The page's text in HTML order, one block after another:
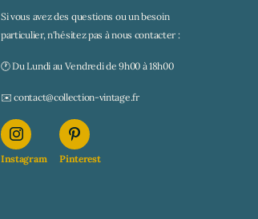
Si vous avez des questions ou un besoin
particulier, n'hésitez pas à nous contacter :
🕐 Du Lundi au Vendredi de 9h00 à 18h00
✉️ contact@collection-vintage.fr
Instagram Pinterest